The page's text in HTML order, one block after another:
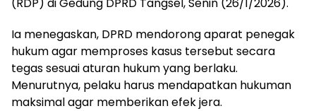
Ia menegaskan, DPRD mendorong aparat penegak
hukum agar memproses kasus tersebut secara
tegas sesuai aturan hukum yang berlaku.
Menurutnya, pelaku harus mendapatkan hukuman
maksimal agar memberikan efek jera.